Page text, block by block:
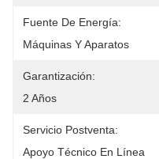
Fuente De Energía:
Máquinas Y Aparatos
Garantización:
2 Años
Servicio Postventa:
Apoyo Técnico En Línea